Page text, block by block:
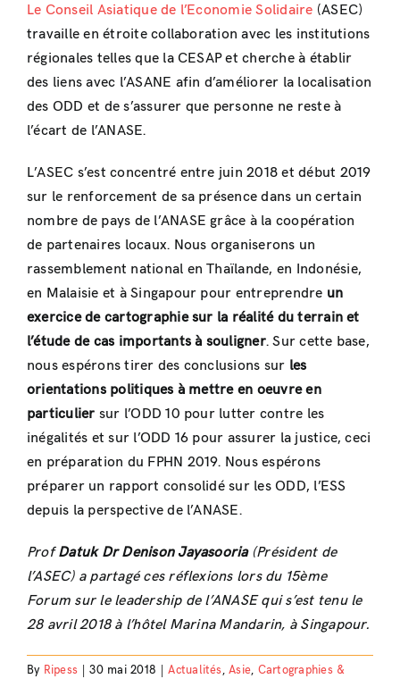
Le Conseil Asiatique de l’Economie Solidaire (ASEC)
travaille en étroite collaboration avec les institutions
régionales telles que la CESAP et cherche à établir
des liens avec l’ASANE afin d’améliorer la localisation
des ODD et de s’assurer que personne ne reste à
l’écart de l’ANASE.
L’ASEC s’est concentré entre juin 2018 et début 2019
sur le renforcement de sa présence dans un certain
nombre de pays de l’ANASE grâce à la coopération
de partenaires locaux. Nous organiserons un
rassemblement national en Thaïlande, en Indonésie,
en Malaisie et à Singapour pour entreprendre un
exercice de cartographie sur la réalité du terrain et
l’étude de cas importants à souligner. Sur cette base,
nous espérons tirer des conclusions sur les
orientations politiques à mettre en oeuvre en
particulier sur l’ODD 10 pour lutter contre les
inégalités et sur l’ODD 16 pour assurer la justice, ceci
en préparation du FPHN 2019. Nous espérons
préparer un rapport consolidé sur les ODD, l’ESS
depuis la perspective de l’ANASE.
ProfDatuk Dr Denison Jayasooria(Président de
l’ASEC) a partagé ces réflexions lors du 15ème
Forum sur le leadership de l’ANASE qui s’est tenu le
28 avril 2018 à l’hôtel Marina Mandarin, à Singapour.
By Ripess 30 mai 2018 Actualités,Asie, Cartographies &